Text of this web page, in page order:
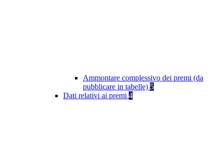
Ammontare complessivo dei premi (da
pubblicare in tabelle) 5
Dati relativi ai premi 4